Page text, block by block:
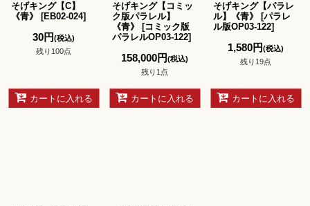
絞り込む
そげキング【C】
《青》
[EB02-024]
30円(税込)
残り100点
カートに入れる
そげキング【コミッ
ク版パラレル】
《青》
[コミック版
パラレルOP03-122]
158,000円(税込)
残り1点
カートに入れる
そげキング【パラレ
ル】《青》
[パラレ
ル版OP03-122]
1,580円(税込)
残り19点
カートに入れる